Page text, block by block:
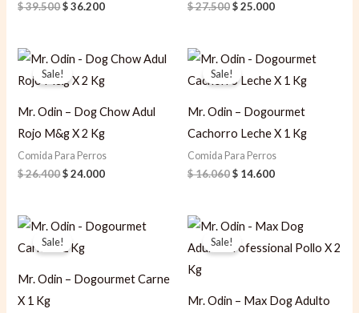
$39.500$36.200 $27.500$25.000
Sale!
Mr. Odin – Dog Chow Adul
Rojo M&g X 2 Kg
Comida Para Perros
$26.400
Original
price
was:
$24.000
Current
price
is:
Sale!
Mr. Odin – Dogourmet
Cachorro Leche X 1 Kg
Comida Para Perros
$16.060
Original
price
was:
$ 14.600
Current
price
is:
Sale!
Mr. Odin – Dogourmet Carne
X 1 Kg
Original
price
was:
Current
price
Sale!
Mr. Odin – Max Dog Adulto
Original
price
was:
Current
price
is: